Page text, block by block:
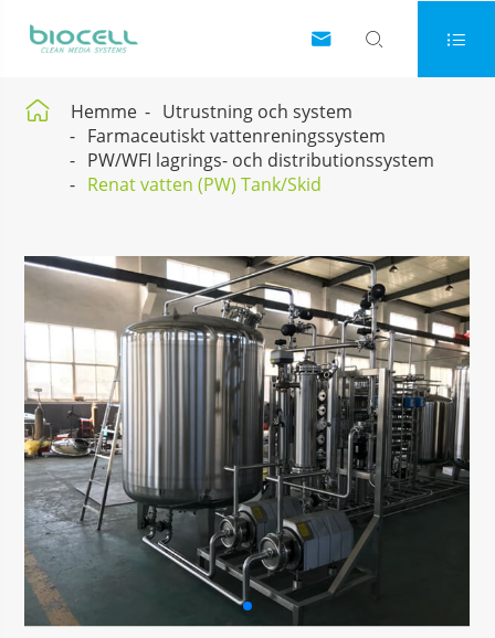
  
 Hemme
Utrustning och system
Farmaceutiskt vattenreningssystem
PW/WFI lagrings- och distributionssystem
Renat vatten (PW) Tank/Skid